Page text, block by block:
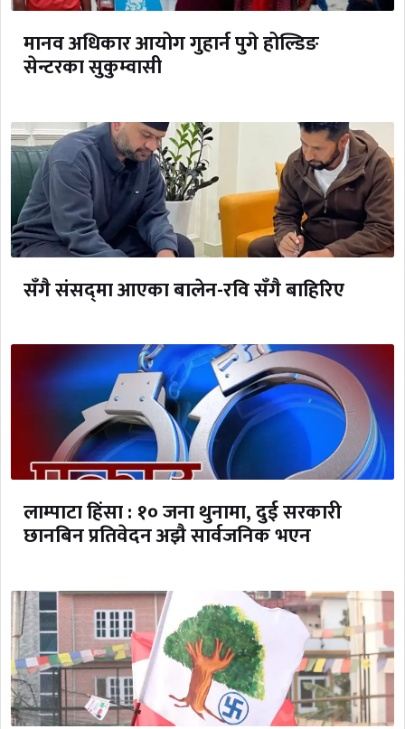
मानव अधिकार आयोग गुहार्न पुगे होल्डिङ
सेन्टरका सुकुम्वासी
सँगै संसद्‌मा आएका बालेन-रवि सँगै बाहिरिए
लाम्पाटा हिंसा : १० जना थुनामा, दुई सरकारी
छानबिन प्रतिवेदन अझै सार्वजनिक भएन